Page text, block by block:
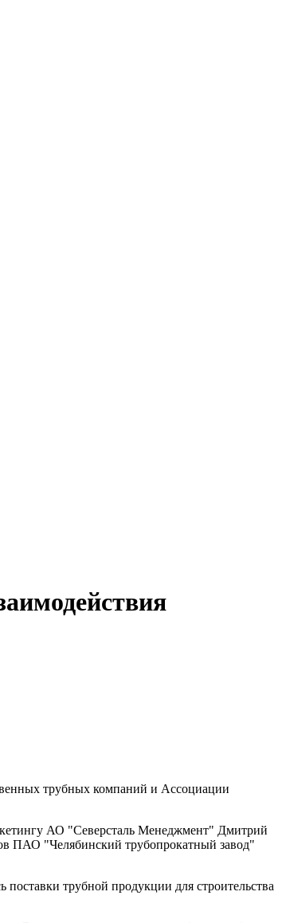
трубных компаний и Ассоциации
АО "Северсталь Менеджмент" Дмитрий
ПАО "Челябинский трубопрокатный завод"
трубной продукции для строительства